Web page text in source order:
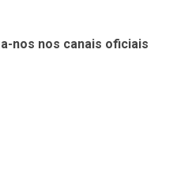
nos nos canais oficiais